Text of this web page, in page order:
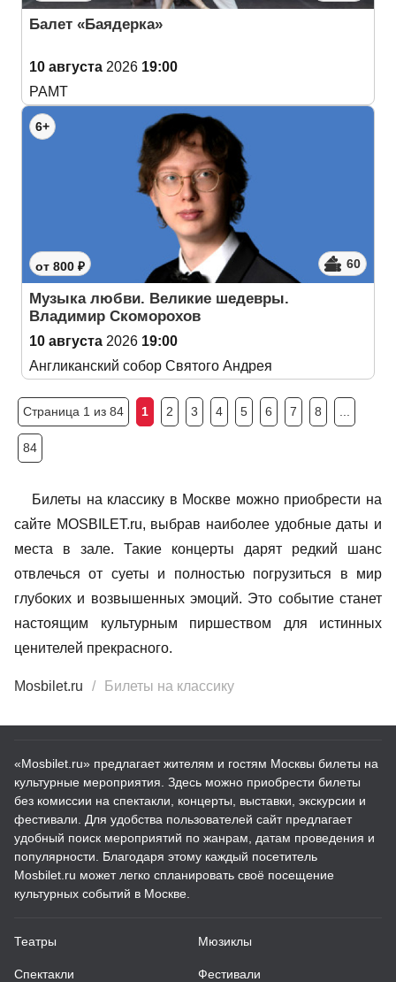
Балет «Баядерка»
10 августа 2026 19:00
РАМТ
6+
от 800 ₽ 60
Музыка любви. Великие шедевры.
Владимир Скоморохов
10 августа 2026 19:00
Англиканский собор Святого Андрея
Страница 1 из 84 1 2 3 4 5 6 7 8
84
Билеты на классику в Москве можно приобрести на
сайте MOSBILET.ru, выбрав наиболее удобные даты и
места в зале. Такие концерты дарят редкий шанс
отвлечься от суеты и полностью погрузиться в мир
глубоких и возвышенных эмоций. Это событие станет
настоящим культурным пиршеством для истинных
ценителей прекрасного.
Mosbilet.ru Билеты на классику
«Mosbilet.ru» предлагает жителям и гостям Москвы билеты на
культурные мероприятия. Здесь можно приобрести билеты
без комиссии на спектакли, концерты, выставки, экскурсии и
фестивали. Для удобства пользователей сайт предлагает
удобный поиск мероприятий по жанрам, датам проведения и
популярности. Благодаря этому каждый посетитель
Mosbilet.ru может легко спланировать своё посещение
культурных событий в Москве.
Театры
Спектакли
Мюзиклы
Фестивали